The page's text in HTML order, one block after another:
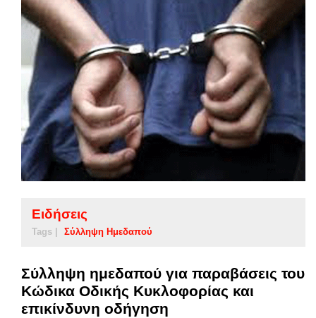
Ειδήσεις
Tags | Σύλληψη Ημεδαπού
Σύλληψη ημεδαπού για παραβάσεις του
Κώδικα Οδικής Κυκλοφορίας και
επικίνδυνη οδήγηση